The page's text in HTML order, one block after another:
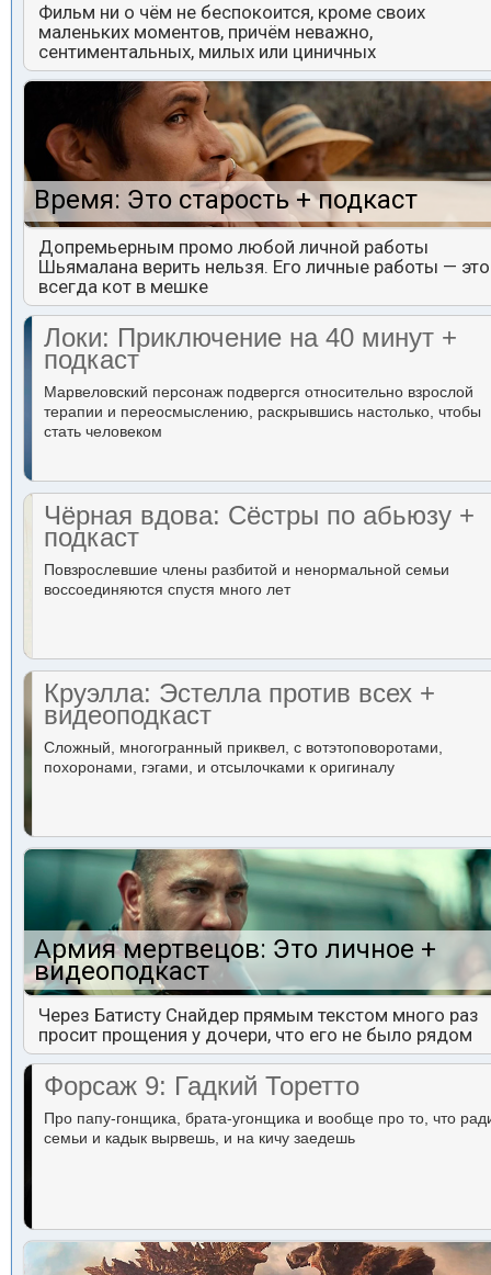
Фильм ни о чём не беспокоится, кроме своих
маленьких моментов, причём неважно,
сентиментальных, милых или циничных
Время: Это старость + подкаст
Допремьерным промо любой личной работы
Шьямалана верить нельзя. Его личные работы — это
всегда кот в мешке
Локи: Приключение на 40 минут +
подкаст
Марвеловский персонаж подвергся относительно взрослой
терапии и переосмыслению, раскрывшись настолько, чтобы
стать человеком
Чёрная вдова: Сёстры по абьюзу +
подкаст
Повзрослевшие члены разбитой и ненормальной семьи
воссоединяются спустя много лет
Круэлла: Эстелла против всех +
видеоподкаст
Сложный, многогранный приквел, с вотэтоповоротами,
похоронами, гэгами, и отсылочками к оригиналу
Армия мертвецов: Это личное +
видеоподкаст
Через Батисту Снайдер прямым текстом много раз
просит прощения у дочери, что его не было рядом
Форсаж 9: Гадкий Торетто
Про папу-гонщика, брата-угонщика и вообще про то, что
семьи и кадык вырвешь, и на кичу заедешь